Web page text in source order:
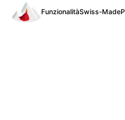
FunzionalitàSwiss-Made